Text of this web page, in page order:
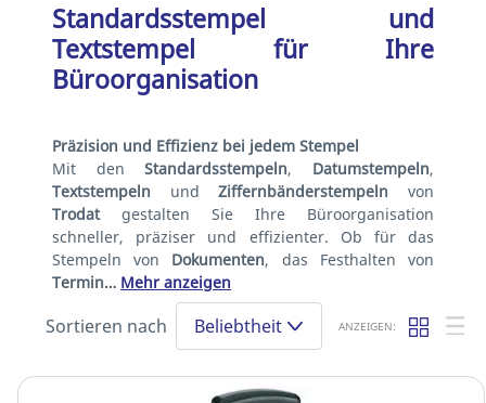
Standardsstempel und
Textstempel für Ihre
Büroorganisation
Präzision und Effizienz bei jedem Stempel
Mit denStandardsstempeln, Datumstempeln,
Textstempeln undZiffernbänderstempeln von
Trodatgestalten Sie Ihre Büroorganisation
schneller, präziser und effizienter. Ob für das
Stempeln von Dokumenten, das Festhalten von
Termin… Mehr anzeigen
Sortieren nach Beliebtheit ANZEIGEN: